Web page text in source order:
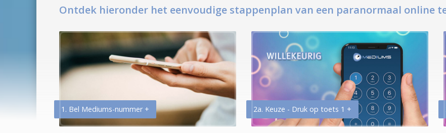
Ontdek hieronder het eenvoudige stappenplan van een paranormaal online
1. Bel Mediums-nummer + 2a. Keuze - Druk op toets 1 +